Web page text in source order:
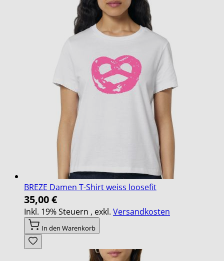
BREZE Damen T-Shirt weiss loosefit
35,00 €
Inkl. 19% Steuern , exkl. Versandkosten
In den Warenkorb